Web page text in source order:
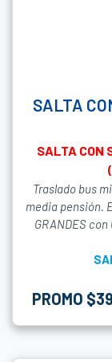
SALTA
SALTA CON
Traslado bus
media pensión.
GRANDES
PROMO